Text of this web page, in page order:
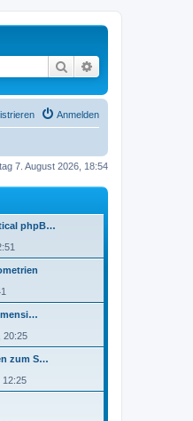
Suche
Anmelden
7. August 2026, 18:54
phpB…
20:25
zum S…
12:25